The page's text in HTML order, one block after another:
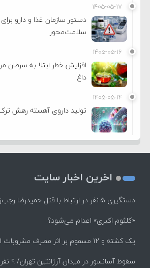
۱۴۰۵-۰۵-۱۷
سلامت‌محور
۱۴۰۵-۰۵-۱۶
افزایش خطر ابتلا به سرطان
داغ
۱۴۰۵-۰۵-۱۴
تولید داروی آهسته رهش ترک
اخرین اخبار سایت
دستگیری ۵ نفر در ارتباط با قتل حمیدرضا رجب‌زاده
«کلثوم اکبری» اعدام می‌شود؟
یک کشته و ۱۲ مسموم بر اثر مصرف مشروبات الکلی در نیشابور
سقوط آسانسور در میدان آرژانتین تهران/ ۹ نفر مصدوم شدند